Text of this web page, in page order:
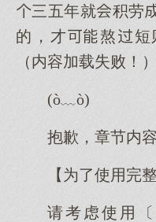
三五年就积劳
的，才熬短
（内容加载失败！）
(ò﹏ò)
抱歉，章节内
【为了使用完
请考虑使用〔